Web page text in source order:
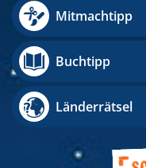
Mitmachtipp
Buchtipp
Länderrätsel